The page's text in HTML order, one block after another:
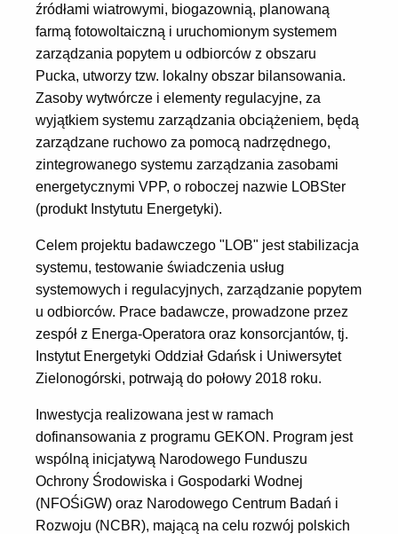
źródłami wiatrowymi, biogazownią, planowaną
farmą fotowoltaiczną i uruchomionym systemem
zarządzania popytem u odbiorców z obszaru
Pucka, utworzy tzw. lokalny obszar bilansowania.
Zasoby wytwórcze i elementy regulacyjne, za
wyjątkiem systemu zarządzania obciążeniem, będą
zarządzane ruchowo za pomocą nadrzędnego,
zintegrowanego systemu zarządzania zasobami
energetycznymi VPP, o roboczej nazwie LOBSter
(produkt Instytutu Energetyki).
Celem projektu badawczego "LOB" jest stabilizacja
systemu, testowanie świadczenia usług
systemowych i regulacyjnych, zarządzanie popytem
u odbiorców. Prace badawcze, prowadzone przez
zespół z Energa-Operatora oraz konsorcjantów, tj.
Instytut Energetyki Oddział Gdańsk i Uniwersytet
Zielonogórski, potrwają do połowy 2018 roku.
Inwestycja realizowana jest w ramach
dofinansowania z programu GEKON. Program jest
wspólną inicjatywą Narodowego Funduszu
Ochrony Środowiska i Gospodarki Wodnej
(NFOŚiGW) oraz Narodowego Centrum Badań i
Rozwoju (NCBR), mającą na celu rozwój polskich